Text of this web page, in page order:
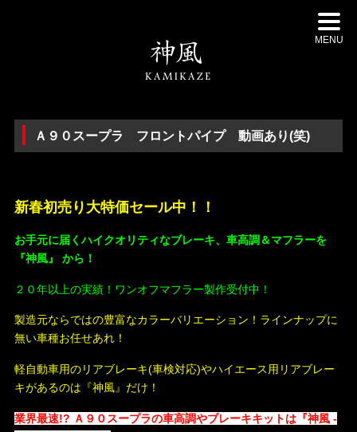
MENU
Ａ９０スープラ フロントパイプ 動画あり(笑)
新春初売り大特価セール中！！
お手元に届くハイクオリティなブレーキ、車高調＆マフラーを
『神風』 から！
２０年以上の実績！ワンオフマフラー製作受付中！
製造元ならではの豊富なカラーバリエーション！ラインナップに
無い車種お任せあれ！
軽自動車用のリアブレーキ(車検対応)やハイエース用リアブレー
キがあるのは『神風』だけ！
業界最速!? Ａ９０スープラの車高調やブレーキキットは『神風 -